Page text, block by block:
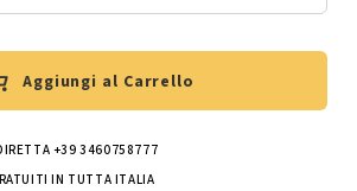
Aggiungi al Carrello
+39 3460758777
IN TUTTA ITALIA